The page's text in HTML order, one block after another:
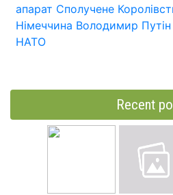
апарат Сполучене
Німеччина Володимир Путін
НАТО
Recent